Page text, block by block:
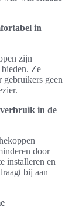
in
zijn
Ze
geen
in de
door
installeren en
bij aan